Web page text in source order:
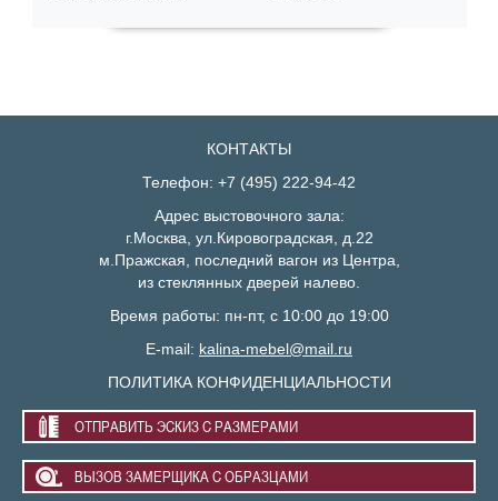
КОНТАКТЫ
Телефон: +7 (495) 222-94-42
Адрес выстовочного зала:
г.Москва, ул.Кировоградская, д.22
м.Пражская, последний вагон из Центра,
из стеклянных дверей налево.
Время работы: пн-пт, с 10:00 до 19:00
E-mail: kalina-mebel@mail.ru
ПОЛИТИКА КОНФИДЕНЦИАЛЬНОСТИ
ОТПРАВИТЬ ЭСКИЗ С РАЗМЕРАМИ
ВЫЗОВ ЗАМЕРЩИКА С ОБРАЗЦАМИ